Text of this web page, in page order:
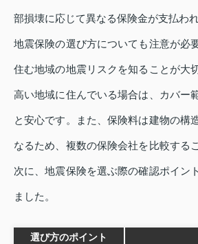
部損壊に応じて異なる保険金が支払われ
地震保険の選び方についても注意が必
住む地域の地震リスクを知ることが大
高い地域に住んでいる場合は、カバー
と安心です。また、保険料は建物の構
なるため、複数の保険会社を比較する
次に、地震保険を選ぶ際の確認ポイン
ました。
選び方のポイント